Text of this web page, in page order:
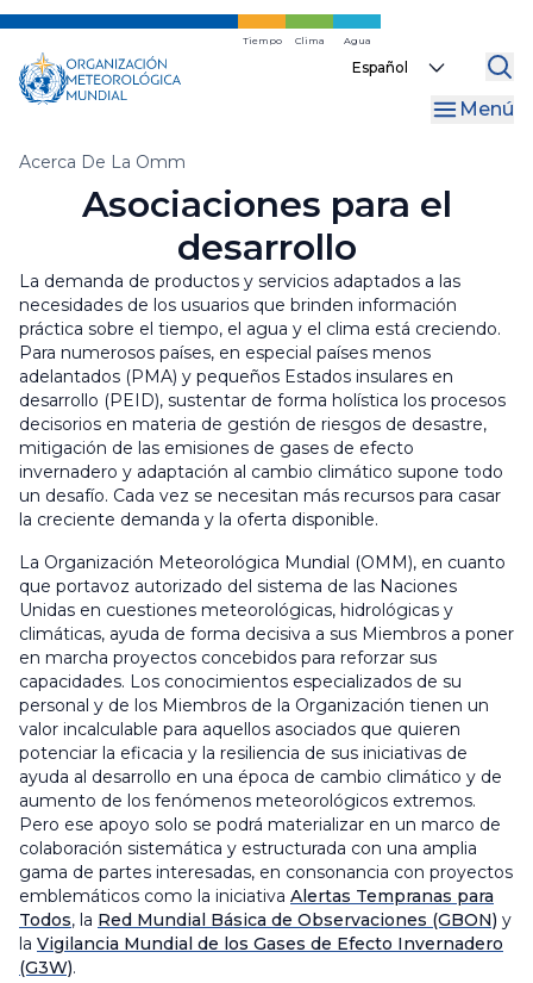
Ir
contenido
principal
Tiempo Clima Agua
Select
Menú
Migas
Acerca De La Omm
Asociaciones para el
desarrollo
La demanda de productos y servicios adaptados a las
necesidades de los usuarios que brinden información
práctica sobre el tiempo, el agua y el clima está creciendo.
Para numerosos países, en especial países menos
adelantados (PMA) y pequeños Estados insulares en
desarrollo (PEID), sustentar de forma holística los procesos
decisorios en materia de gestión de riesgos de desastre,
mitigación de las emisiones de gases de efecto
invernadero y adaptación al cambio climático supone todo
un desafío. Cada vez se necesitan más recursos para casar
la creciente demanda y la oferta disponible.
La Organización Meteorológica Mundial (OMM), en cuanto
que portavoz autorizado del sistema de las Naciones
Unidas en cuestiones meteorológicas, hidrológicas y
climáticas, ayuda de forma decisiva a sus Miembros a poner
en marcha proyectos concebidos para reforzar sus
capacidades. Los conocimientos especializados de su
personal y de los Miembros de la Organización tienen un
valor incalculable para aquellos asociados que quieren
potenciar la eficacia y la resiliencia de sus iniciativas de
ayuda al desarrollo en una época de cambio climático y de
aumento de los fenómenos meteorológicos extremos.
Pero ese apoyo solo se podrá materializar en un marco de
colaboración sistemática y estructurada con una amplia
gama de partes interesadas, en consonancia con proyectos
emblemáticos como la iniciativa Alertas Tempranas para
Todos, la Red Mundial Básica de Observaciones (GBON) y
la Vigilancia Mundial de los Gases de Efecto Invernadero
(G3W).